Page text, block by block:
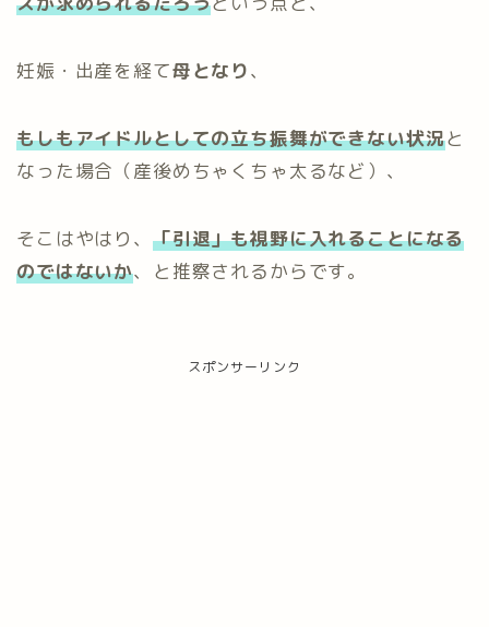
妊娠・出産を経て母となり、
もしもアイドルとしての立ち振舞ができない状況と
なった場合（産後めちゃくちゃ太るなど）、
そこはやはり、 「引退」も視野に入れることになる
のではないか、と推察されるからです。
スポンサーリンク